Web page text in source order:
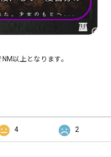
以上となります。
4 2